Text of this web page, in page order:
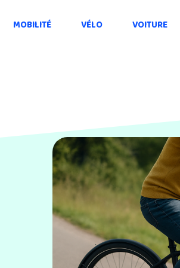
MOBILITÉ VÉLO VOITURE